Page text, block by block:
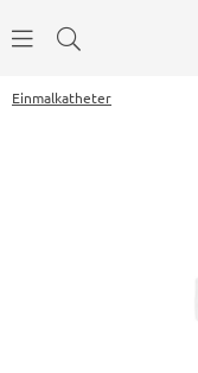
Einmalkatheter